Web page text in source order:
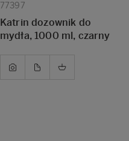
77397
Katrin dozownik do
mydła, 1000 ml, czarny